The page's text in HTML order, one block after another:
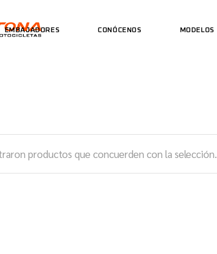
EMBAJADORES CONÓCENOS MODELOS
productos que concuerden con la selección.